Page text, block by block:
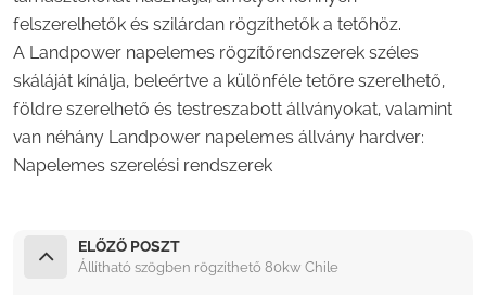
felszerelhetők és szilárdan rögzíthetők a tetőhöz.
A Landpower napelemes rögzítőrendszerek széles
skáláját kínálja, beleértve a különféle tetőre szerelhető,
földre szerelhető és testreszabott állványokat, valamint
van néhány Landpower napelemes állvány hardver:
Napelemes szerelési rendszerek
ELŐZŐ POSZT
Állítható szögben rögzíthető 80kw Chile